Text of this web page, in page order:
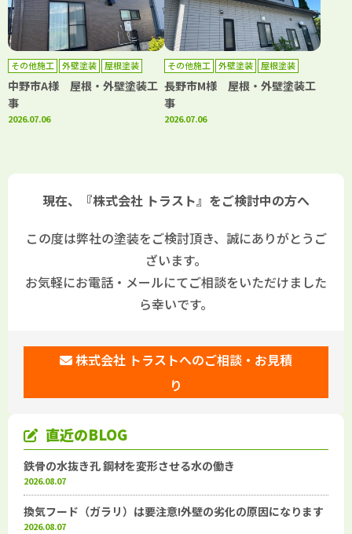
その他施工 外壁塗装 屋根塗装
中野市A様 屋根・外壁塗装工
事
2026.07.06
その他施工 外壁塗装 屋根塗装
長野市M様 屋根・外壁塗装工
事
2026.07.06
現在、『株式会社 トラスト』をご検討中の方へ
この度は弊社の塗装をご検討頂き、誠にありがとうご
ざいます。
お気軽にお電話・メールにてご相談をいただけました
ら幸いです。
株式会社 トラストへのご相談・お見積
り
直近のBLOG
鉄骨の水抜き孔 鋼材を変形させる水の働き
2026.08.07
換気フード（ガラリ）は要注意!外壁の劣化の原因になります
2026.08.07